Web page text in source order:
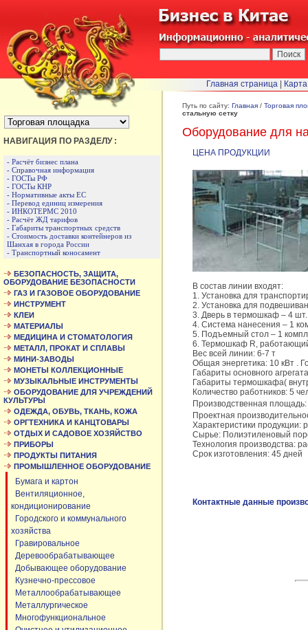
БЫСТРЫЙ ПЕРЕХОД :
НАВИГАЦИЯ ПО РАЗДЕЛУ :
- Расчёт бизнес плана
- Справочная информация
- ГОСТы РФ
- ГОСТы КНР
- Нормативные акты ЕС
- Перевод единиц измерения
- ИНКОТЕРМС 2010
- Расчёт ЖД тарифов
- Габариты транспортных средств
- Стоимость доставки контейнеров из
Шанхая в города России
- Транспортный коносамент
БЕЗОПАСНОСТЬ, ЗАЩИТА,
ОБОРУДОВАНИЕ БЕЗОПАСНОСТИ
ГАЗ И ГАЗОВОЕ ОБОРУДОВАНИЕ
ИНСТРУМЕНТ
КЛЕИ
МАТЕРИАЛЫ
МЕДИЦИНА И СТОМАТОЛОГИЯ
МЕТАЛЛ, ПРОКАТ И СПЛАВЫ
МИНИ-ЗАВОДЫ
МОНЕТЫ КОЛЛЕКЦИОННЫЕ
МУЗЫКАЛЬНЫЕ ИНСТРУМЕНТЫ
ОБОРУДОВАНИЕ ДЛЯ УЧРЕЖДЕНИЙ
КУЛЬТУРЫ
ОДЕЖДА, ОБУВЬ, ТКАНЬ, КОЖА
ОРГТЕХНИКА И КАНЦТОВАРЫ
ОТДЫХ И САДОВОЕ ХОЗЯЙСТВО
ПРИБОРЫ
ПРОДУКТЫ ПИТАНИЯ
ПРОМЫШЛЕННОЕ ОБОРУДОВАНИЕ
Бумага и картон
Вентиляционное,
кондиционирование
Городского и коммунального
хозяйства
Гравировальное
Деревообрабатывающее
Добывающее оборудование
Кузнечно-прессовое
Металлообрабатывающее
Металлургическое
Многофункциональное
Путь по сайту: Главная / Торговая
стальную сетку
Оборудование для
ЦЕНА ПРОДУКЦИИ
В состав линии входят:
1. Установка для
2. Установка для
3. Дверь в термошкаф – 4 шт.
4. Система нанесения – 1
5. Подъемный стол – 1
6. Термошкаф R,
Вес всей линии: 6-7 т
Общая энергетика: 10 кВт .
Габариты основного
Габариты термошкафа(
Количество работников: 5
Производственная
Проектная
Характеристики продукции:
Сырье: Полиэтиленовый
Технология производства:
Срок изготовления: 45 дней
Контактные данные
Главная страница